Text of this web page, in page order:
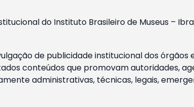
do Instituto Brasileiro de Museus –
de publicidade institucional dos
conteúdos que promovam autoridades,
administrativas, técnicas, legais,